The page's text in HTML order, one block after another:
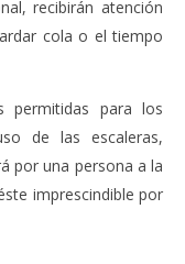
recibirán atención
cola o el tiempo
permitidas para los
de las escaleras,
por una persona a la
imprescindible por